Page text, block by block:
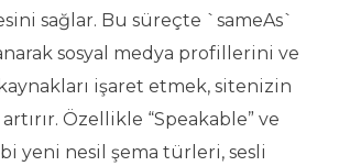
sağlar. Bu süreçte `sameAs`
sosyal medya profillerini ve
işaret etmek, sitenizin
Özellikle “Speakable” ve
yeni nesil şema türleri, sesli